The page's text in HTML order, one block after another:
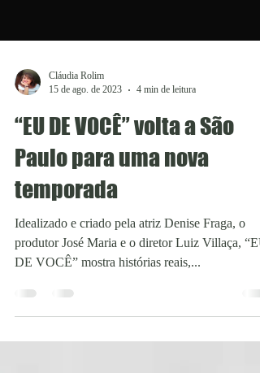
15 de ago. de 2023
4 min de leitura
“EU DE VOCÊ” volta a São
Paulo para uma nova
temporada
Idealizado e criado pela atriz Denise Fraga, o
produtor José Maria e o diretor Luiz Villaça,
DE VOCÊ” mostra histórias reais,...